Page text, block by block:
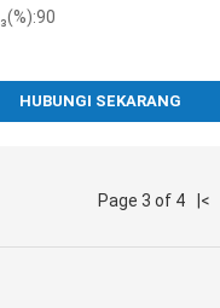
HUBUNGI SEKARANG
Page 3 of 4 |<